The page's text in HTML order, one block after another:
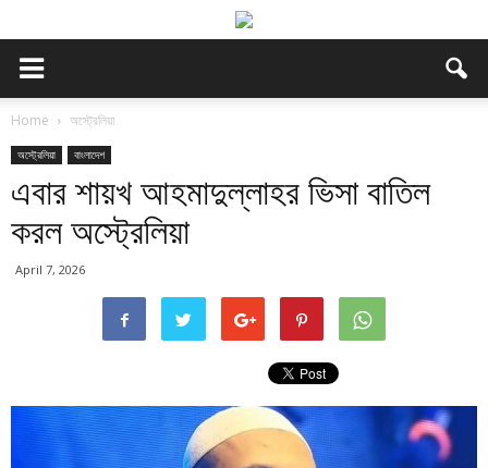
Home অস্ট্রেলিয়া
অস্ট্রেলিয়া বাংলাদেশ
এবার শায়খ আহমাদুল্লাহর ভিসা বাতিল
করল অস্ট্রেলিয়া
April 7, 2026